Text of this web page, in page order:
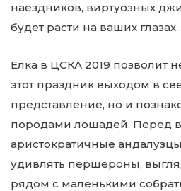
наездников, виртуозных
будет расти на ваших
Елка в ЦСКА 2019 позволит
этот праздник выходом в
представление, но и
породами лошадей. Перед
аристократичные
удивлять першероны,
рядом с маленькими